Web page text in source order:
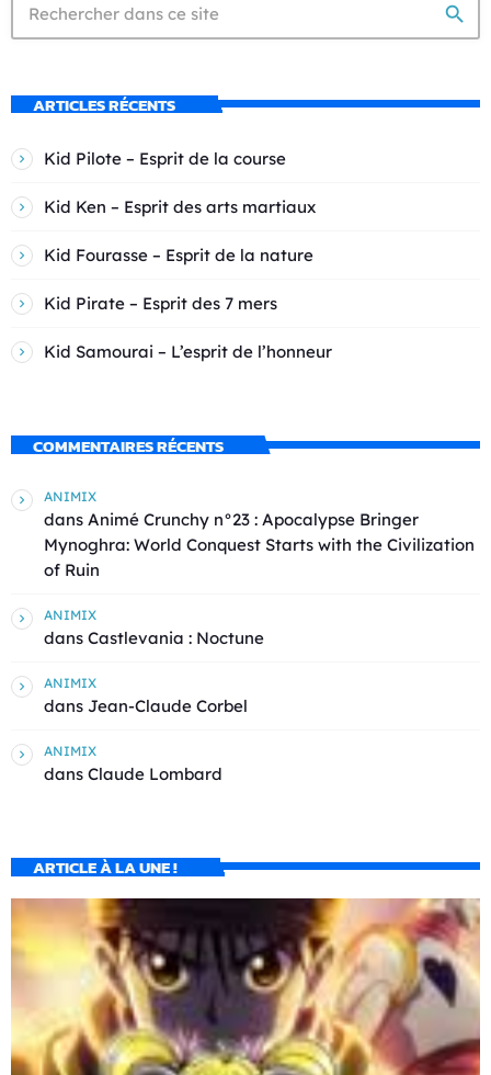
search
ARTICLES RÉCENTS
Kid Pilote – Esprit de la course
Kid Ken – Esprit des arts martiaux
Kid Fourasse – Esprit de la nature
Kid Pirate – Esprit des 7 mers
Kid Samourai – L’esprit de l’honneur
COMMENTAIRES RÉCENTS
ANIMIX
dans Animé Crunchy n°23 : Apocalypse Bringer
Mynoghra: World Conquest Starts with the Civilization
of Ruin
ANIMIX
dans Castlevania : Noctune
ANIMIX
dans Jean-Claude Corbel
ANIMIX
dans Claude Lombard
ARTICLE À LA UNE !